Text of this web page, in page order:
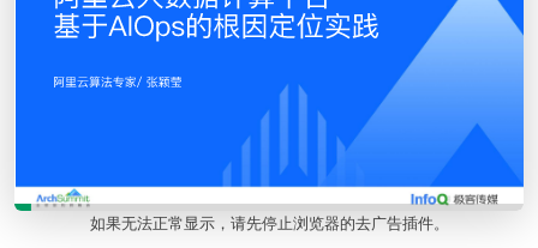
如果无法正常显示，请先停止浏览器的去广告插件。